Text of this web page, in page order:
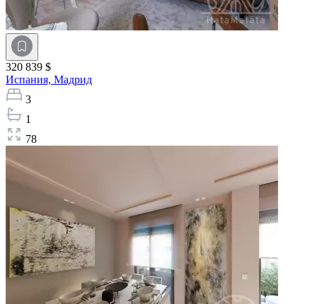
320 839 $
Испания, Мадрид
3
1
78